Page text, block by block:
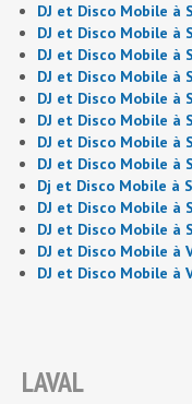
DJ et Disco Mobile à
DJ et Disco Mobile à
DJ et Disco Mobile
DJ et Disco Mobile à
DJ et Disco Mobile
DJ et Disco Mobile à
DJ et Disco Mobile
DJ et Disco Mobile à
Dj et Disco Mobile à
DJ et Disco Mobile à
DJ et Disco Mobile à
DJ et Disco Mobile à
DJ et Disco Mobile à
LAVAL